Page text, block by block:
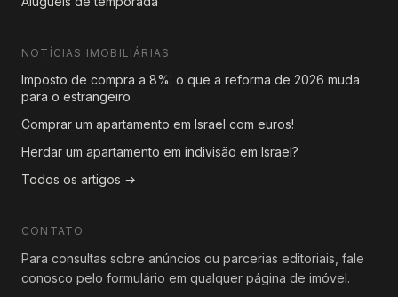
NOTÍCIAS IMOBILIÁRIAS
Imposto de compra a 8%: o que a reforma de 2026 muda
para o estrangeiro
Comprar um apartamento em Israel com euros!
Herdar um apartamento em indivisão em Israel?
Todos os artigos →
CONTATO
Para consultas sobre anúncios ou parcerias editoriais, fale
conosco pelo formulário em qualquer página de imóvel.